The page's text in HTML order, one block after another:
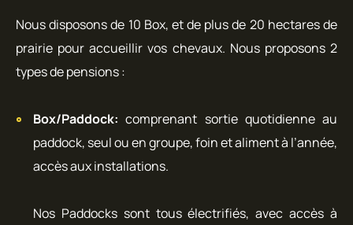
Nous disposons de 10 Box, et de plus de 20 hectares de
prairie pour accueillir vos chevaux. Nous proposons 2
types de pensions :
Box/Paddock: comprenant sortie quotidienne au
paddock, seul ou en groupe, foin et aliment à l’année,
accès aux installations.
Nos Paddocks sont tous électrifiés, avec accès à